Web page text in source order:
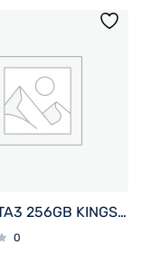
SSD SATA3 256GB KINGSTON SKC600/256G 550/500
0